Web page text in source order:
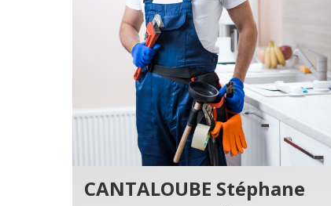
CANTALOUBE Stéphane